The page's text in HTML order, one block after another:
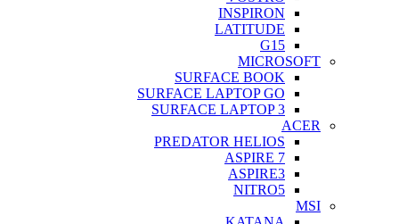
INSPIRON
LATITUDE
G15
MICROSOFT
SURFACE BOOK
SURFACE LAPTOP GO
SURFACE LAPTOP 3
ACER
PREDATOR HELIOS
ASPIRE 7
ASPIRE3
NITRO5
MSI